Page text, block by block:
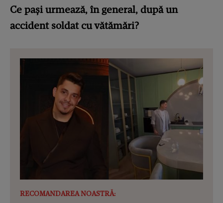
Ce pași urmează, în general, după un
accident soldat cu vătămări?
RECOMANDAREA NOASTRĂ: